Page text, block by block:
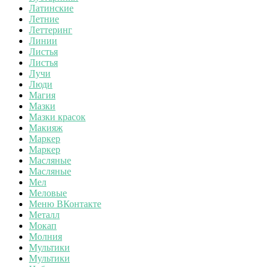
Латинские
Летние
Леттеринг
Линии
Листья
Листья
Лучи
Люди
Магия
Мазки
Мазки красок
Макияж
Маркер
Маркер
Масляные
Масляные
Мел
Меловые
Меню ВКонтакте
Металл
Мокап
Молния
Мультики
Мультики